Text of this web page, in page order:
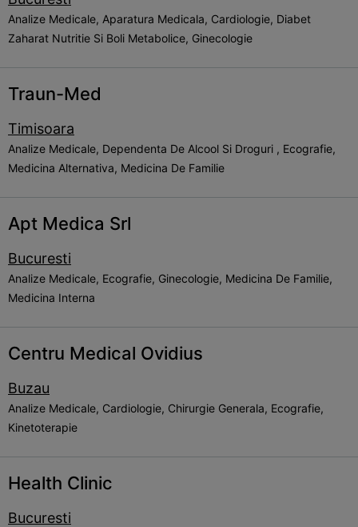
Analize Medicale, Aparatura Medicala, Cardiologie, Diabet
Zaharat Nutritie Si Boli Metabolice, Ginecologie
Traun-Med
Timisoara
Analize Medicale, Dependenta De Alcool Si Droguri , Ecografie,
Medicina Alternativa, Medicina De Familie
Apt Medica Srl
Bucuresti
Analize Medicale, Ecografie, Ginecologie, Medicina De Familie,
Medicina Interna
Centru Medical Ovidius
Buzau
Analize Medicale, Cardiologie, Chirurgie Generala, Ecografie,
Kinetoterapie
Health Clinic
Bucuresti